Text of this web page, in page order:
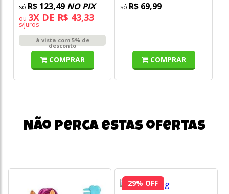
R$ 123,49 NO PIX
ou 3X DE R$ 43,33
s/juros
à vista com 5% de
desconto
COMPRAR
R$ 69,99
COMPRAR
Não perca estas ofertas
29% OFF